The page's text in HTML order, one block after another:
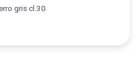
gris cl.30.